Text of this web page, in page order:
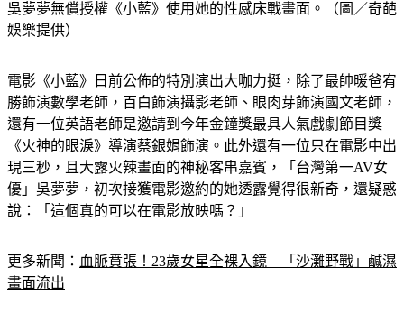
吳夢夢無償授權《小藍》使用她的性感床戰畫面。（圖／奇葩
娛樂提供）
電影《小藍》日前公佈的特別演出大咖力挺，除了最帥暖爸宥
勝飾演數學老師，百白飾演攝影老師、眼肉芽飾演國文老師，
還有一位英語老師是邀請到今年金鐘獎最具人氣戲劇節目獎
《火神的眼淚》導演蔡銀娟飾演。此外還有一位只在電影中出
現三秒，且大露火辣畫面的神秘客串嘉賓，「台灣第一AV女
優」吳夢夢，初次接獲電影邀約的她透露覺得很新奇，還疑惑
說：「這個真的可以在電影放映嗎？」
更多新聞： 血脈賁張！23歲女星全裸入鏡　「沙灘野戰」鹹濕
畫面流出